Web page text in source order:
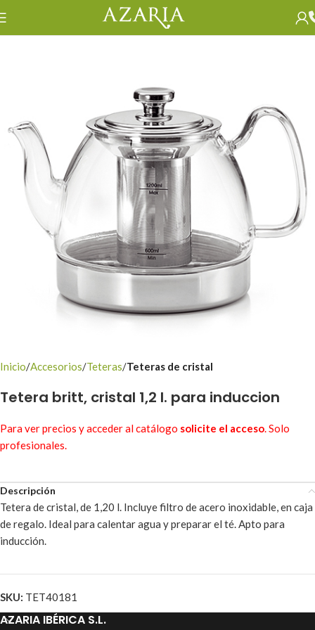
Inicio Accesorios Teteras Teteras de cristal
Tetera britt, cristal 1,2 l. para induccion
Para ver precios y acceder al catálogo solicite el acceso. Solo
profesionales.
Descripción
Tetera de cristal, de 1,20 l. Incluye filtro de acero inoxidable, en caja
de regalo. Ideal para calentar agua y preparar el té. Apto para
inducción.
SKU: TET40181
AZARIA IBÉRICA S.L.